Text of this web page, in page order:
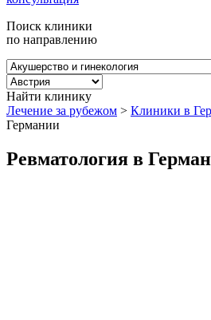
Поиск клиники
по направлению
Найти клинику
Лечение за рубежом > Клиники в
Германии
Ревматология в